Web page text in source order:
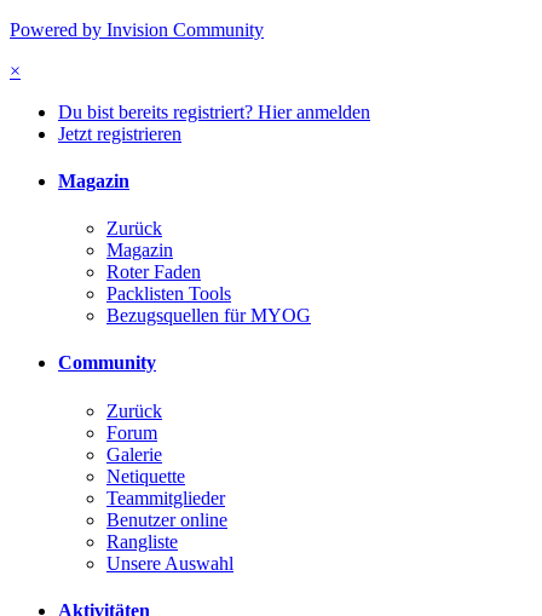
Powered by Invision Community
×
Du bist bereits registriert? Hier anmelden
Jetzt registrieren
Magazin
Zurück
Magazin
Roter Faden
Packlisten Tools
Bezugsquellen für MYOG
Community
Zurück
Forum
Galerie
Netiquette
Teammitglieder
Benutzer online
Rangliste
Unsere Auswahl
Aktivitäten